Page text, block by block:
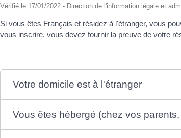
Vérifié le 17/01/2022 - Direction de l'information légale et
Si vous êtes Français et résidez à l'étranger, vous
vous inscrire, vous devez fournir la preuve de votre
Votre domicile est à l'étranger
Vous êtes hébergé (chez vos